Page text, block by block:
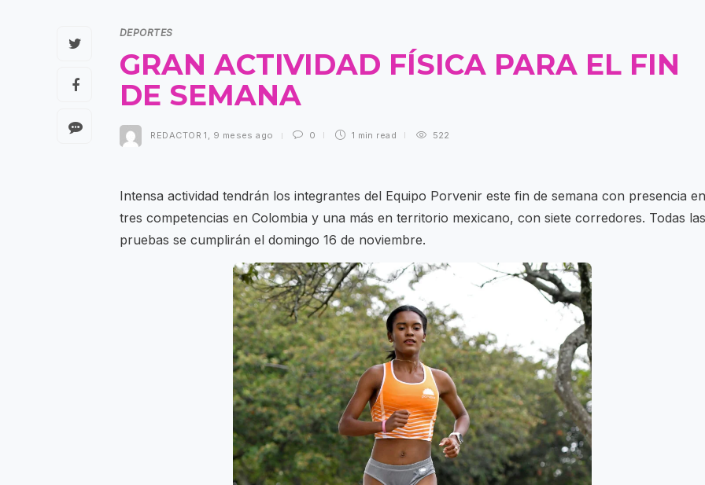
DEPORTES
GRAN ACTIVIDAD FÍSICA PARA EL FIN
DE SEMANA
REDACTOR 1 , 9 meses ago 0 1 min read 522
Intensa actividad tendrán los integrantes del Equipo Porvenir este fin de semana con presencia en
tres competencias en Colombia y una más en territorio mexicano, con siete corredores. Todas las
pruebas se cumplirán el domingo 16 de noviembre.